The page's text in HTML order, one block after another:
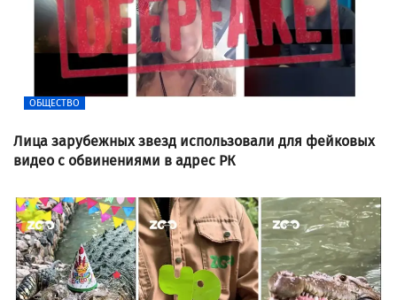
ОБЩЕСТВО
Лица зарубежных звезд использовали для фейковых
видео с обвинениями в адрес РК